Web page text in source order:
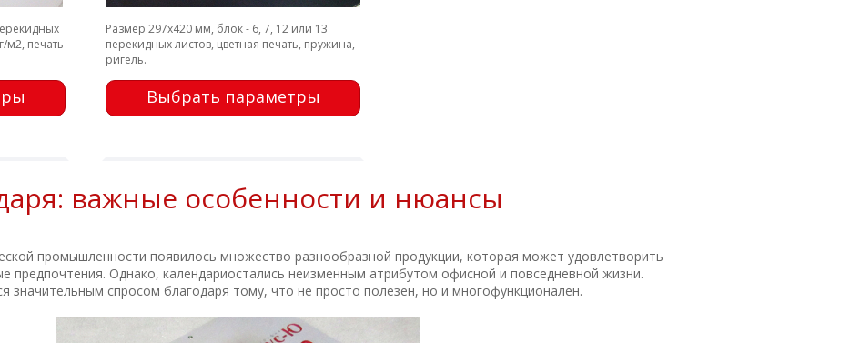
м2, печать
Размер 297х420 мм, блок - 6, 7, 12 или 13
перекидных листов, цветная печать, пружина,
ригель.
Выбрать параметры
важные особенности и нюансы
промышленности появилось множество разнообразной продукции, которая может удовлетворить
предпочтения. Однако, календариостались неизменным атрибутом офисной и повседневной жизни.
значительным спросом благодаря тому, что не просто полезен, но и многофункционален.